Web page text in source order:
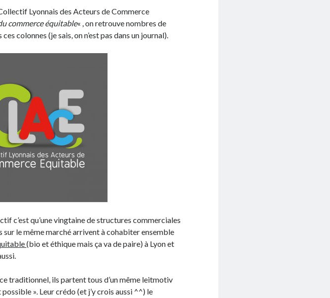
Lyonnais des Acteurs de Commerce
commerce équitable« , on retrouve nombres de
colonnes (je sais, on n’est pas dans un journal).
c’est qu’une vingtaine de structures commerciales
le même marché arrivent à cohabiter ensemble
(bio et éthique mais ça va de paire) à Lyon et
traditionnel, ils partent tous d’un même leitmotiv
». Leur crédo (et j’y crois aussi ^^) le